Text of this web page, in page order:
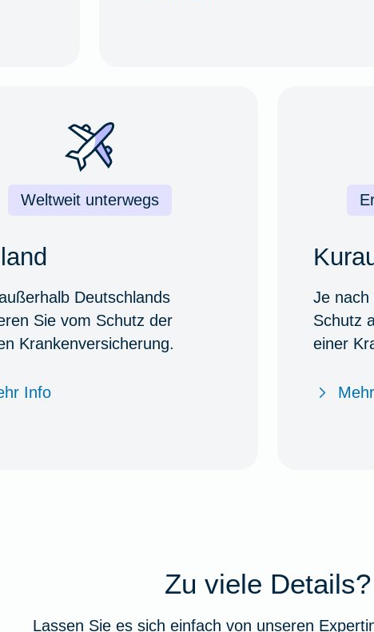
Weltweit unterwegs
Deutschlands
Sie vom Schutz der
Krankenversicherung.
Info
Je nach
Schutz
einer
Zu viele Details?
Lassen Sie es sich einfach von unseren